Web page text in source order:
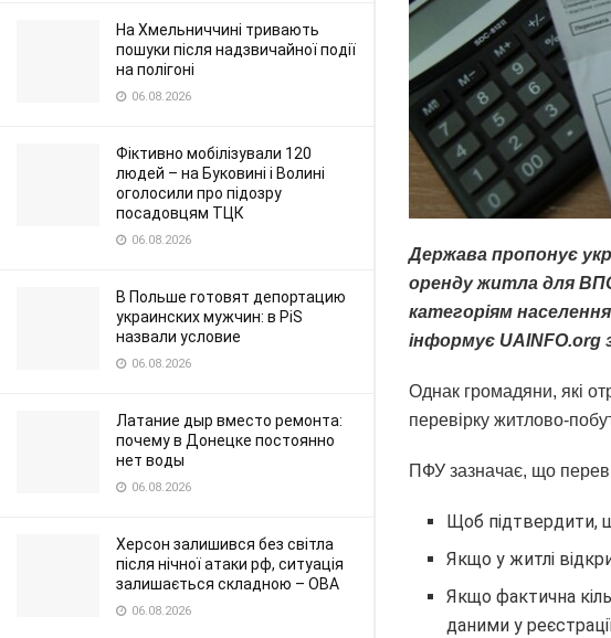
На Хмельниччині тривають
пошуки після надзвичайної події
на полігоні
06.08.2026
Фіктивно мобілізували 120
людей – на Буковині і Волині
оголосили про підозру
посадовцям ТЦК
06.08.2026
В Польше готовят депортацию
украинских мужчин: в PiS
назвали условие
06.08.2026
Латание дыр вместо ремонта:
почему в Донецке постоянно
нет воды
06.08.2026
Херсон залишився без світла
після нічної атаки рф, ситуація
залишається складною – ОВА
06.08.2026
Держава пропонує
оренду житла для
категоріям
інформує UAINFO.org
Однак громадяни, які
перевірку житлово-
ПФУ зазначає, що
Щоб підтвердити,
Якщо у житлі
Якщо фактична
даними у